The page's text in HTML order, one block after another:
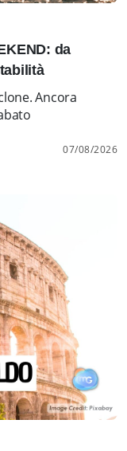
da
Ancora
07/08/2026